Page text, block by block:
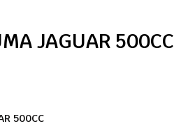
JAGUAR 500CC
500CC